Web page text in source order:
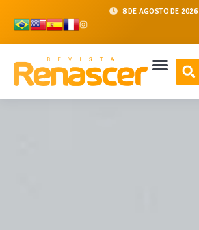
8 DE AGOSTO DE 2026